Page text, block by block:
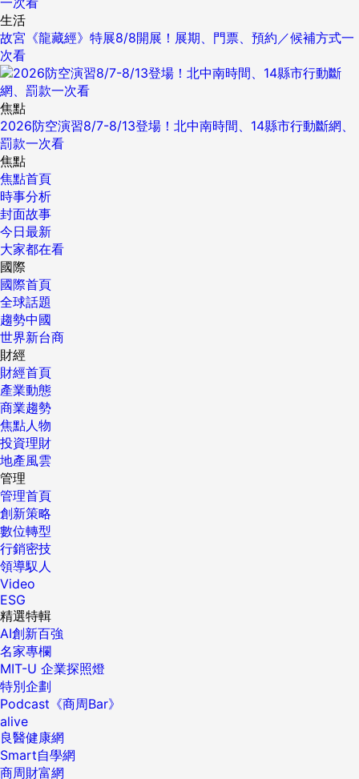
生活
故宮《龍藏經》特展8/8開展！展期、門票、預約／候補方式一
次看
焦點
2026防空演習8/7-8/13登場！北中南時間、14縣市行動斷網、
罰款一次看
焦點
焦點首頁
時事分析
封面故事
今日最新
大家都在看
國際
國際首頁
全球話題
趨勢中國
世界新台商
財經
財經首頁
產業動態
商業趨勢
焦點人物
投資理財
地產風雲
管理
管理首頁
創新策略
數位轉型
行銷密技
領導馭人
Video
ESG
精選特輯
AI創新百強
名家專欄
MIT-U 企業探照燈
特別企劃
Podcast《商周Bar》
alive
良醫健康網
Smart自學網
商周財富網